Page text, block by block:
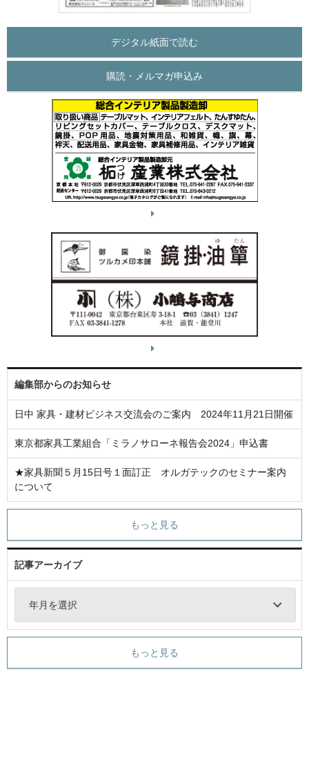
デジタル紙面で読む
購読・メルマガ申込み
編集部からのお知らせ
日中 家具・建材ビジネス交流会のご案内 2024年11月21日開催
東京都家具工業組合「ミラノサローネ報告会2024」申込書
★家具新聞５月15日号１面訂正 オルガテックのセミナー案内
について
もっと見る
記事アーカイブ
年月を選択
もっと見る